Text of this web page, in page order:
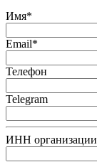
Имя*
Email*
Телефон
Telegram
ИНН организации